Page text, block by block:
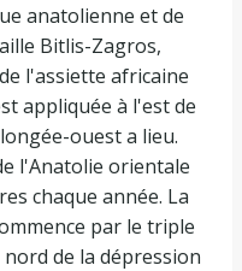
anatolienne et de
Bitlis-Zagros,
l'assiette africaine
appliquée à l'est de
ouest a lieu.
l'Anatolie orientale
chaque année. La
par le triple
de la dépression